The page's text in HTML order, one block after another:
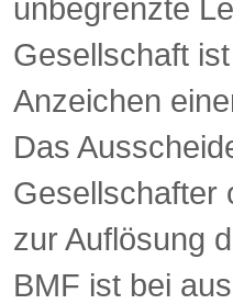
unbegrenzte
Gesellschaft
Anzeichen
Das
Gesellschafter
zur Auflösung
BMF ist bei